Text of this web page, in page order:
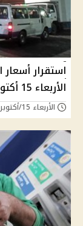
استقرار
الأربعاء 15 أكتوبر 2025
الأربعاء 15/أكتوبر/2025 - 12:23 ص